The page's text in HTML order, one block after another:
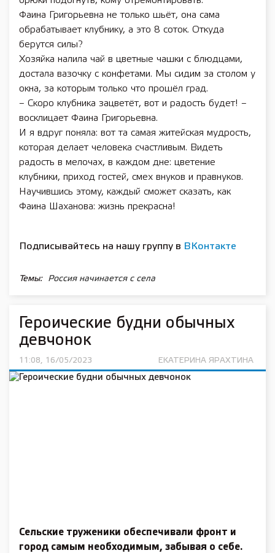
Фаина Григорьевна не только шьёт, она сама
обрабатывает клубнику, а это 8 соток. Откуда
берутся силы?
Хозяйка налила чай в цветные чашки с блюдцами,
достала вазочку с конфетами. Мы сидим за столом у
окна, за которым только что прошёл град.
– Скоро клубника зацветёт, вот и радость будет! –
восклицает Фаина Григорьевна.
И я вдруг поняла: вот та самая житейская мудрость,
которая делает человека счастливым. Видеть
радость в мелочах, в каждом дне: цветение
клубники, приход гостей, смех внуков и правнуков.
Научившись этому, каждый сможет сказать, как
Фаина Шаханова: жизнь прекрасна!
Подписывайтесь на нашу группу в ВКонтакте
Темы: Россия начинается с села
Героические будни обычных
девчонок
11:08, 16/05/2023 ЕКАТЕРИНА ЯРАХТИНА
Сельские труженики обеспечивали фронт и
город самым необходимым, забывая о себе.